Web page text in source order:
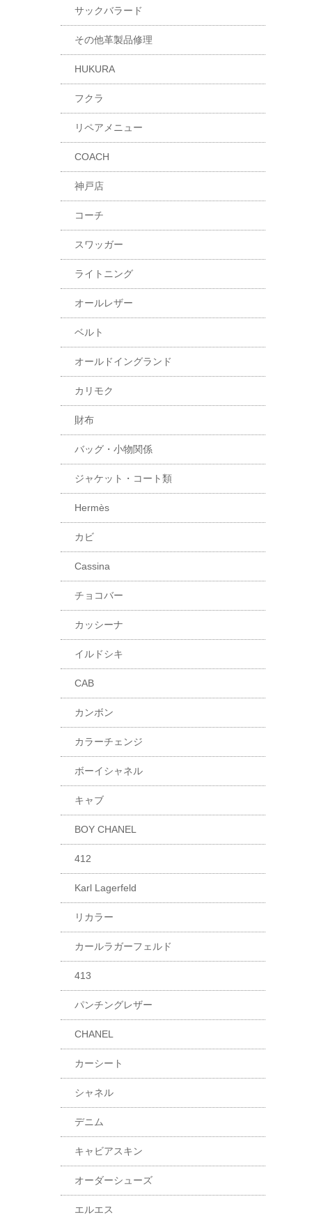
サックバラード
その他革製品修理
HUKURA
フクラ
リペアメニュー
COACH
神戸店
コーチ
スワッガー
ライトニング
オールレザー
ベルト
オールドイングランド
カリモク
財布
バッグ・小物関係
ジャケット・コート類
Hermès
カビ
Cassina
チョコバー
カッシーナ
イルドシキ
CAB
カンボン
カラーチェンジ
ボーイシャネル
キャブ
BOY CHANEL
412
Karl Lagerfeld
リカラー
カールラガーフェルド
413
パンチングレザー
CHANEL
カーシート
シャネル
デニム
キャビアスキン
オーダーシューズ
エルエス